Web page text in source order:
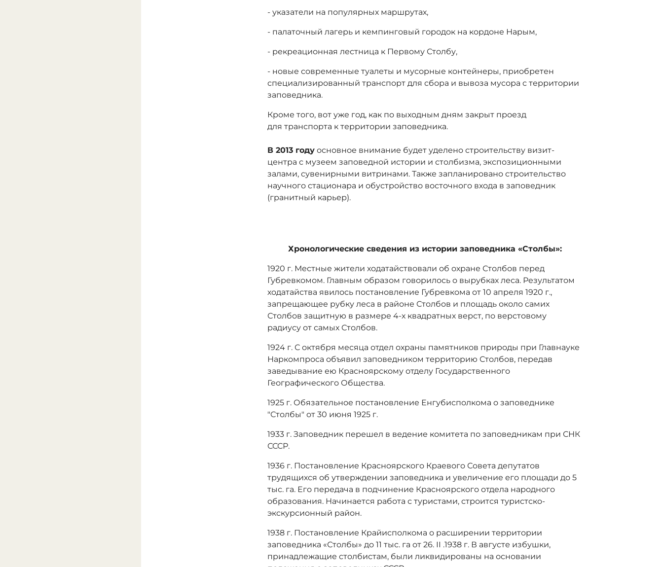
- указатели на популярных маршрутах,
- палаточный лагерь и кемпинговый городок на кордоне Нарым,
- рекреационная лестница к Первому Столбу,
- новые современные туалеты и мусорные контейнеры, приобретен
специализированный транспорт для сбора и вывоза мусора с территории
заповедника.
Кроме того, вот уже год, как по выходным дням закрыт проезд
для транспорта к территории заповедника.
В 2013 году основное внимание будет уделено строительству визит-
центра с музеем заповедной истории и столбизма, экспозиционными
залами, сувенирными витринами. Также запланировано строительство
научного стационара и обустройство восточного входа в заповедник
(гранитный карьер).
Хронологические сведения из истории заповедника «Столбы»:
1920 г. Местные жители ходатайствовали об охране Столбов перед
Губревкомом. Главным образом говорилось о вырубках леса. Результатом
ходатайства явилось постановление Губревкома от 10 апреля 1920 г.,
запрещающее рубку леса в районе Столбов и площадь около самих
Столбов защитную в размере 4-х квадратных верст, по верстовому
радиусу от самых Столбов.
1924 г. С октября месяца отдел охраны памятников природы при Главнауке
Наркомпроса объявил заповедником территорию Столбов, передав
заведывание ею Красноярскому отделу Государственного
Географического Общества.
1925 г. Обязательное постановление Енгубисполкома о заповеднике
"Столбы" от 30 июня 1925 г.
1933 г. Заповедник перешел в ведение комитета по заповедникам при СНК
СССР.
1936 г. Постановление Красноярского Краевого Совета депутатов
трудящихся об утверждении заповедника и увеличение его площади до 5
тыс. га. Его передача в подчинение Красноярского отдела народного
образования. Начинается работа с туристами, строится туристско-
экскурсионный район.
1938 г. Постановление Крайисполкома о расширении территории
заповедника «Столбы» до 11 тыс. га от 26. II .1938 г. В августе избушки,
принадлежащие столбистам, были ликвидированы на основании